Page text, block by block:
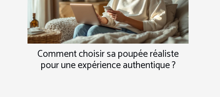
Comment choisir sa poupée réaliste
pour une expérience authentique ?